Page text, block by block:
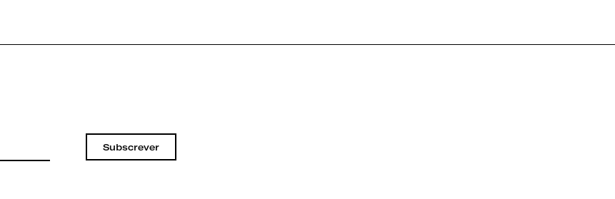
Subscrever